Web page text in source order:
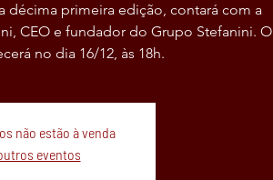
décima primeira edição, contará com a
CEO e fundador do Grupo Stefanini. O
no dia 16/12, às 18h.
não estão à venda
eventos